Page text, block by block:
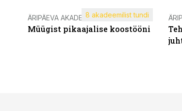
ÄRIPÄEVA AKADEEMIA
Müügist pikaajalise koostööni
8 akadeemilist tundi